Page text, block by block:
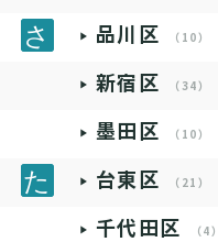
品川区 （10）
新宿区 （34）
墨田区 （10）
台東区 （21）
千代田区 （4）